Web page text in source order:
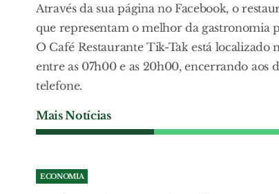
Através da sua página no Facebook, o
que representam o melhor da gastronomia
O Café Restaurante Tik-Tak está localizado
entre as 07h00 e as 20h00, encerrando aos
telefone.
Mais Notícias
ECONOMIA